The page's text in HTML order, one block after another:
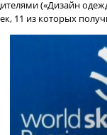
(«Дизайн
11 из которых